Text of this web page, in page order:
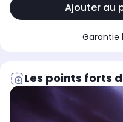
Ajouter au
Garantie
Les points forts